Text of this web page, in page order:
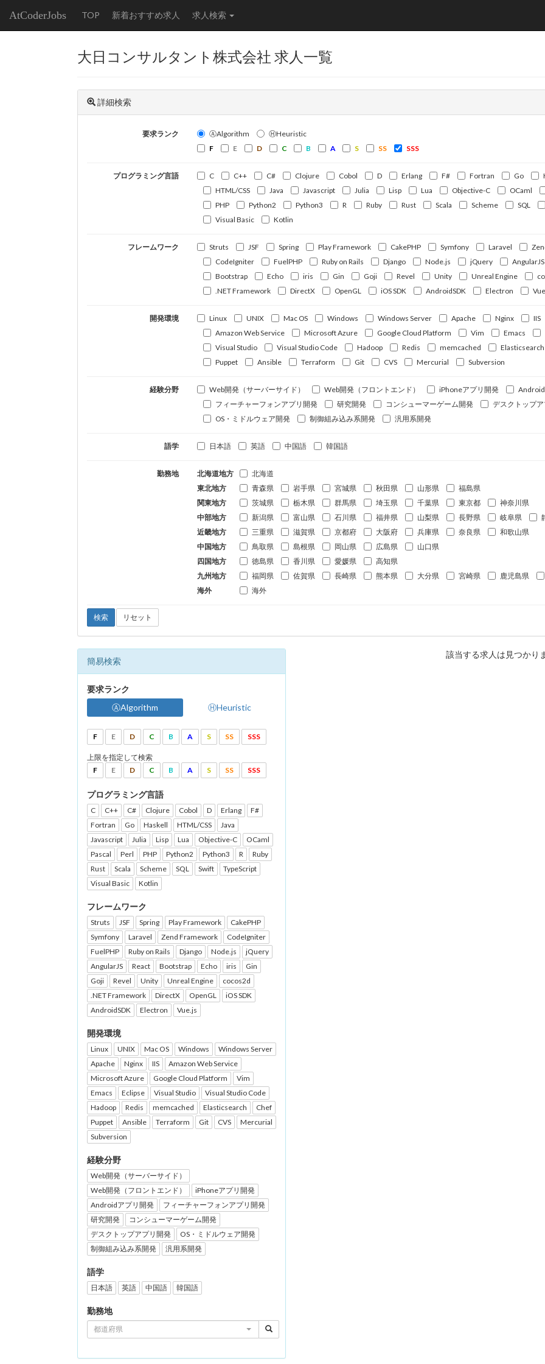
AtCoderJobs TOP 新着おすすめ求人 求人検索
大日コンサルタント株式会社 求人一覧
詳細検索
要求ランク ⒶAlgorithm
ⒽHeuristic
F
E D C B A S SS SSS
プログラミング言語 C C++ C# Clojure Cobol D Erlang F# Fortran Go
HTML/CSS
Java Javascript Julia Lisp Lua Objective-C OCaml
PHP
Python2 Python3 R Ruby Rust Scala Scheme SQL
Visual Basic
Kotlin
フレームワーク Struts JSF Spring Play Framework CakePHP Symfony Laravel
CodeIgniter
FuelPHP Ruby on Rails Django Node.js jQuery AngularJS
Bootstrap
Echo iris Gin Goji Revel Unity Unreal Engine
.NET Framework
DirectX OpenGL iOS SDK AndroidSDK Electron
開発環境 Linux UNIX Mac OS Windows Windows Server Apache Nginx
IIS
Amazon Web Service
Microsoft Azure Google Cloud Platform Vim Emacs
Visual Studio
Visual Studio Code Hadoop Redis memcached Elasticsearch
Puppet
Ansible Terraform Git CVS Mercurial Subversion
経験分野 Web開発（サーバーサイド） Web開発（フロントエンド） iPhoneアプリ開発
フィーチャーフォンアプリ開発
研究開発 コンシューマーゲーム開発
デスクトップ
OS・ミドルウェア開発
制御組み込み系開発 汎用系開発
語学 日本語 英語 中国語 韓国語
勤務地 北海道地方
北海道
東北地方
青森県 岩手県 宮城県 秋田県 山形県
福島県
関東地方
茨城県 栃木県 群馬県 埼玉県 千葉県 東京都
神奈川県
中部地方
新潟県 富山県 石川県 福井県 山梨県 長野県 岐阜県
近畿地方
三重県 滋賀県 京都府 大阪府 兵庫県 奈良県
和歌山県
中国地方
鳥取県 島根県 岡山県 広島県
山口県
四国地方
徳島県 香川県 愛媛県
高知県
九州地方
福岡県 佐賀県 長崎県 熊本県 大分県 宮崎県 鹿児島県
海外
海外
検索 リセット
簡易検索
要求ランク
ⒶAlgorithm
ⒽHeuristic
F E D C B A S SS SSS
上限を指定して検索
F
E D C B A S SS SSS
プログラミング言語
C C++ C# Clojure Cobol D Erlang
F#
Fortran
Go Haskell HTML/CSS
Java
Javascript
Julia Lisp Lua Objective-C
OCaml
Pascal
Perl PHP Python2 Python3 R
Ruby
Rust
Scala Scheme SQL Swift
TypeScript
Visual Basic
Kotlin
フレームワーク
Struts JSF Spring Play Framework
CakePHP
Symfony
Laravel Zend Framework
CodeIgniter
FuelPHP
Ruby on Rails Django Node.js
jQuery
AngularJS
React Bootstrap Echo iris
Gin
Goji
Revel Unity Unreal Engine
cocos2d
.NET Framework
DirectX OpenGL
iOS SDK
AndroidSDK
Electron Vue.js
開発環境
Linux UNIX Mac OS Windows
Windows Server
Apache
Nginx IIS
Amazon Web Service
Microsoft Azure
Google Cloud Platform
Vim
Emacs
Eclipse Visual Studio
Visual Studio Code
Hadoop
Redis memcached Elasticsearch
Chef
Puppet
Ansible Terraform Git CVS
Mercurial
Subversion
経験分野
Web開発（サーバーサイド）
Web開発（フロントエンド）
iPhoneアプリ開発
Androidアプリ開発
フィーチャーフォンアプリ開発
研究開発
コンシューマーゲーム開発
デスクトップアプリ開発
OS・ミドルウェア開発
制御組み込み系開発
汎用系開発
語学
日本語 英語 中国語 韓国語
勤務地
都道府県
該当する求人は見つかり